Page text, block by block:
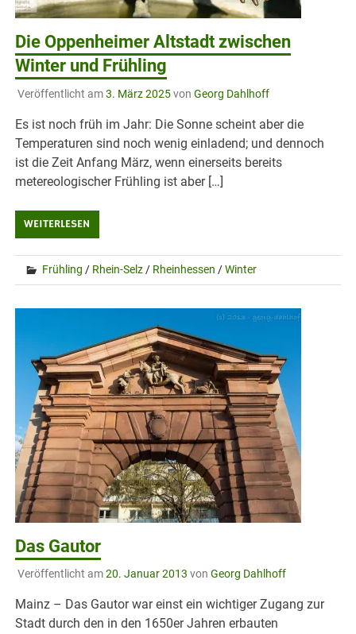
Die Oppenheimer Altstadt zwischen
Winter und Frühling
Veröffentlicht am3. März 2025von Georg Dahlhoff
Es ist noch früh im Jahr: Die Sonne scheint aber die
Temperaturen sind noch wenig einladend; und dennoch
ist die Zeit Anfang März, wenn einerseits bereits
metereologischer Frühling ist aber […]
WEITERLESEN
Frühling / Rhein-Selz / Rheinhessen /Winter
Das Gautor
Veröffentlicht am20. Januar 2013 von Georg Dahlhoff
Mainz – Das Gautor war einst ein wichtiger Zugang zur
Stadt durch den in den 1650er Jahren erbauten